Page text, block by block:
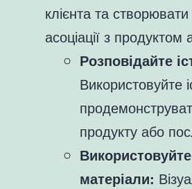
клієнта та створювати
асоціації з
Розповідайте
Використовуйте
продукту або
матеріали: